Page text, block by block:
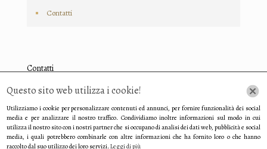
Contatti
Contatti
Indirizzo: Via Giovanni Amendola, 31, 44016 Argenta FE, Italia
E-mail: millibar@alice.it
Tel: +39 0532 809 675
Questo sito web utilizza i cookie!
Utilizziamo i cookie per personalizzare contenuti ed annunci, per fornire funzionalità dei social
media e per analizzare il nostro traffico. Condividiamo inoltre informazioni sul modo in cui
utilizza il nostro sito con i nostri partner che si occupano di analisi dei dati web, pubblicità e social
media, i quali potrebbero combinarle con altre informazioni che ha fornito loro o che hanno
raccolto dal suo utilizzo dei loro servizi.Leggi di più